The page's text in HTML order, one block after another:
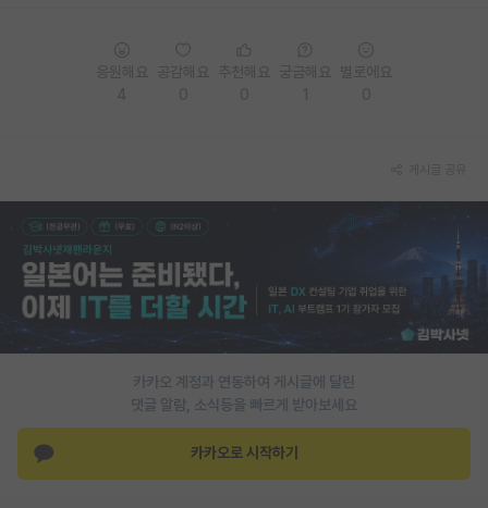
장학금/장학생 게시판
학술 정보 게시판
홍보 게시판
커리어
이벤트
반도체 아카데미
카카오 계정과 연동하여 게시글에 달린
댓글 알람, 소식등을 빠르게 받아보세요
카카오로 시작하기